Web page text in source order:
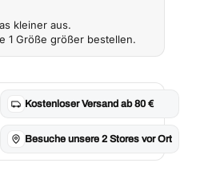
kleiner aus.
1 Größe größer bestellen.
Kostenloser Versand ab 80 €
Besuche unsere 2 Stores vor Ort